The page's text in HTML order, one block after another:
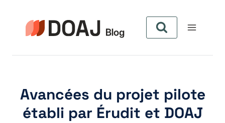
content
Avancées du projet pilote
établi par Érudit et DOAJ